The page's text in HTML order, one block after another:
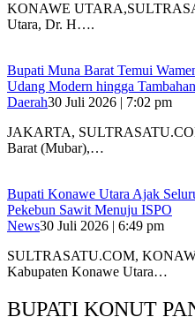
‎KONAWE
Utara, Dr. H….
‎Bupati Muna Barat Temui
Udang Modern hingga
Daerah30 Juli 2026 | 7:02 pm
‎JAKARTA,
Barat (Mubar),…
Bupati Konawe Utara Ajak
Pekebun Sawit Menuju ISPO
News30 Juli 2026 | 6:49 pm
SULTRASATU.COM,
Kabupaten Konawe Utara…
BUPATI KONUT